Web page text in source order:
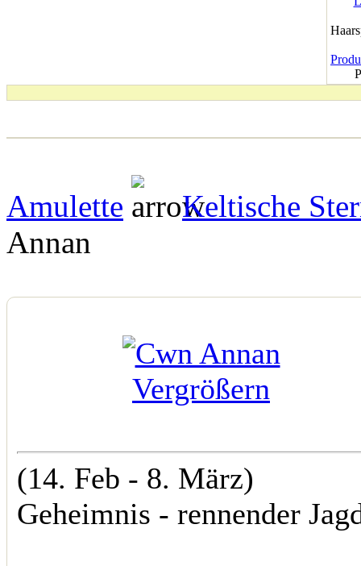
Amulette
Keltische
Annan
Vergrößern
(14. Feb - 8. März)
Geheimnis - rennender